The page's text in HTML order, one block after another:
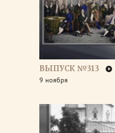
ВЫПУСК №313
9 ноября